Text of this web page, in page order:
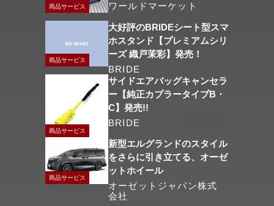
商品サービス
ワールドマーケット
商品サービス
大好評のBRIDEシート型スマ
ホスタンド【プレミアムシリ
ーズ 織戸茉彩】発売！
BRIDE
商品サービス
サイドエアバッグキャンセラ
ー【純正カプラータイプB・
C】発売!!
BRIDE
商品サービス
新型エルグランドのスタイル
をさらに引き立てる、オーゼ
ットホイール
オーゼットジャパン株式
会社